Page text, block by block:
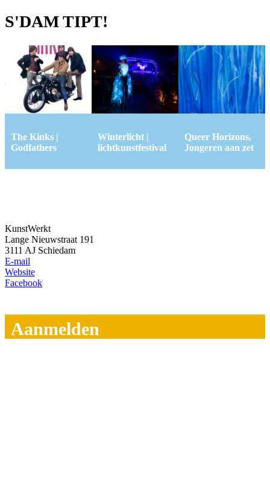
S'DAM TIPT!
The Kinks |
Godfathers
Winterlicht |
lichtkunstfestival
Queer Horizons,
Jongeren aan zet
KunstWerkt
Lange Nieuwstraat 191
3111 AJ Schiedam
E-mail
Website
Facebook
Aanmelden